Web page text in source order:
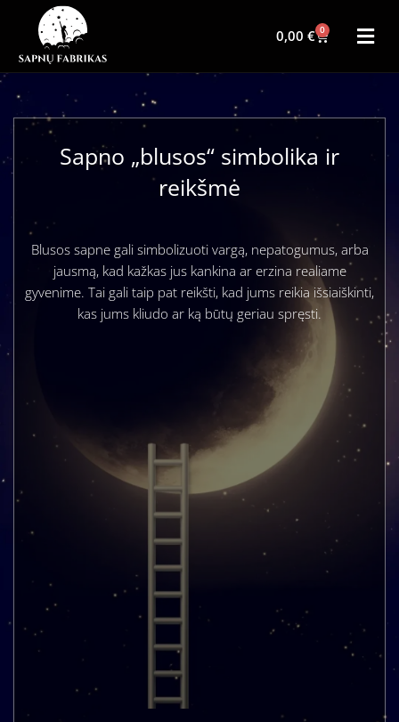
0,00 € 0
Sapno „blusos“ simbolika ir
reikšmė
Blusos sapne gali simbolizuoti vargą, nepatogumus, arba
jausmą, kad kažkas jus kankina ar erzina realiame
gyvenime. Tai gali taip pat reikšti, kad jums reikia išsiaiškinti,
kas jums kliudo ar ką būtų geriau spręsti.